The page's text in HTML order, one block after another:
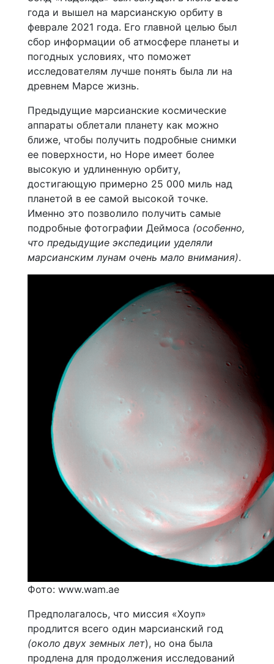
года и вышел на марсианскую орбиту в
феврале 2021 года. Его главной целью был
сбор информации об атмосфере планеты и
погодных условиях, что поможет
исследователям лучше понять была ли на
древнем Марсе жизнь.
Предыдущие марсианские космические
аппараты облетали планету как можно
ближе, чтобы получить подробные снимки
ее поверхности, но Hope имеет более
высокую и удлиненную орбиту,
достигающую примерно 25 000 миль над
планетой в ее самой высокой точке.
Именно это позволило получить самые
подробные фотографии Деймоса (особенно,
что предыдущие экспедиции уделяли
марсианским лунам очень мало внимания).
Фото: www.wam.ae
Предполагалось, что миссия «Хоуп»
продлится всего один марсианский год
(около двух земных лет), но она была
продлена для продолжения исследований